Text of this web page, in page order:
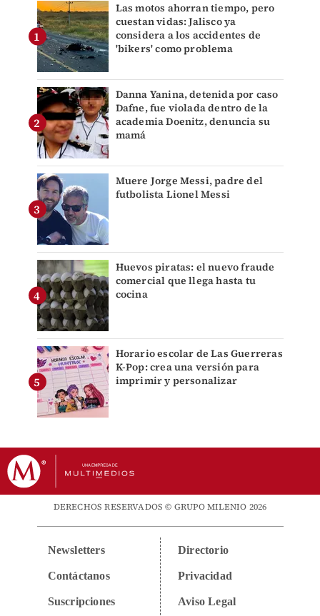
Las motos ahorran tiempo, pero
cuestan vidas: Jalisco ya
considera a los accidentes de
'bikers' como problema
Danna Yanina, detenida por caso
Dafne, fue violada dentro de la
academia Doenitz, denuncia su
mamá
Muere Jorge Messi, padre del
futbolista Lionel Messi
Huevos piratas: el nuevo fraude
comercial que llega hasta tu
cocina
Horario escolar de Las Guerreras
K-Pop: crea una versión para
imprimir y personalizar
DERECHOS RESERVADOS © GRUPO MILENIO 2026
Newsletters
Contáctanos
Suscripciones
Directorio
Privacidad
Aviso Legal